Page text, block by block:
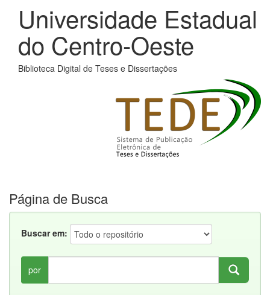
Universidade Estadual
do Centro-Oeste
Biblioteca Digital de Teses e Dissertações
Página de Busca
Buscar em:
por